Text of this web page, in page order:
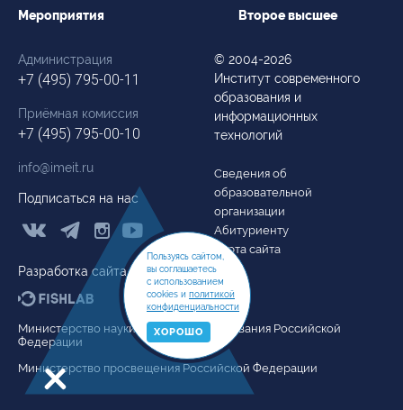
Мероприятия Второе высшее
Подписаться на нас
  
Разработка сайта
Министерство науки и высшего образования Российской
Федерации
Министерство просвещения Российской Федерации
Администрация
+7 (495) 795-00-11
Приёмная комиссия
+7 (495) 795-00-10
info@imeit.ru
© 2004-2026
Институт современного
образования и
информационных
технологий
Сведения об
образовательной
организации
Абитуриенту
Карта сайта
Пользуясь сайтом,
вы соглашаетесь
с использованием
cookies и политикой
конфиденциальности
ХОРОШО